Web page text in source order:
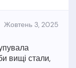
Жовтень 3, 2025
вищі стали,